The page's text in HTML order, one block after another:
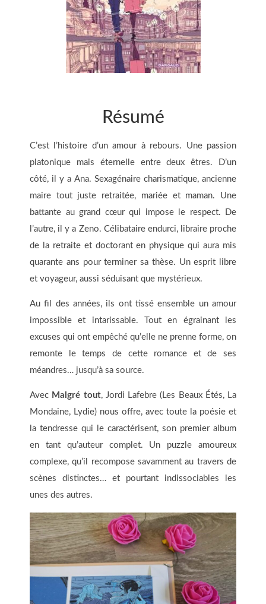
Résumé
C’est l’histoire d’un amour à rebours. Une passion
platonique mais éternelle entre deux êtres. D’un
côté, il y a Ana. Sexagénaire charismatique, ancienne
maire tout juste retraitée, mariée et maman. Une
battante au grand cœur qui impose le respect. De
l’autre, il y a Zeno. Célibataire endurci, libraire proche
de la retraite et doctorant en physique qui aura mis
quarante ans pour terminer sa thèse. Un esprit libre
et voyageur, aussi séduisant que mystérieux.
Au fil des années, ils ont tissé ensemble un amour
impossible et intarissable. Tout en égrainant les
excuses qui ont empêché qu’elle ne prenne forme, on
remonte le temps de cette romance et de ses
méandres… jusqu’à sa source.
Avec Malgré tout, Jordi Lafebre (Les Beaux Étés, La
Mondaine, Lydie) nous offre, avec toute la poésie et
la tendresse qui le caractérisent, son premier album
en tant qu’auteur complet. Un puzzle amoureux
complexe, qu’il recompose savamment au travers de
scènes distinctes… et pourtant indissociables les
unes des autres.